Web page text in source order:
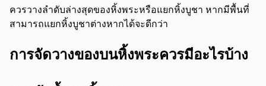
ควรวางลำดับล่างสุดของหิ้งพระหรือแยกหิ้งบูชา หากมีพื้นที่
สามารถแยกหิ้งบูชาต่างหากได้จะดีกว่า
การจัดวางของบนหิ้งพระควรมีอะไรบ้าง